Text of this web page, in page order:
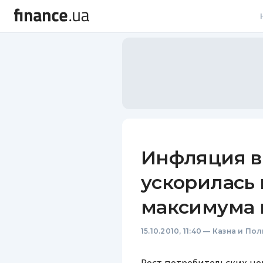
Инфляция
ускорилась
максимума
15.10.2010, 11:40 — Казна и